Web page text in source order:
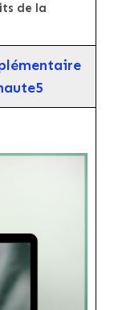
de la